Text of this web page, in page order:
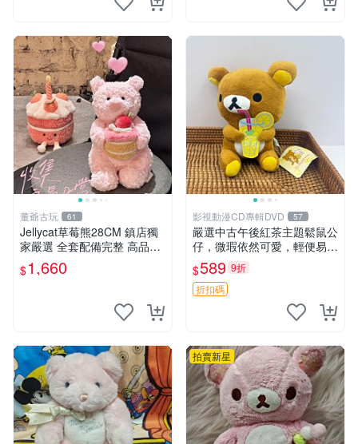
董爺古玩 61
Jellycat草莓熊28CM 鎮店獨
家嚴選 全套配備完整 高品質
收藏好物 紋章 玩具熊 定制熊
$1,660
影視動漫CD專輯DVD 57
嚴選中古午後紅茶主題鬆鼠公
仔，微瑕依然可愛，輕便易運
送 二手收藏推薦 工廠直營 快
遞到府 中古 玩偶 公仔
$589 9折
折扣碼
拍賣新星